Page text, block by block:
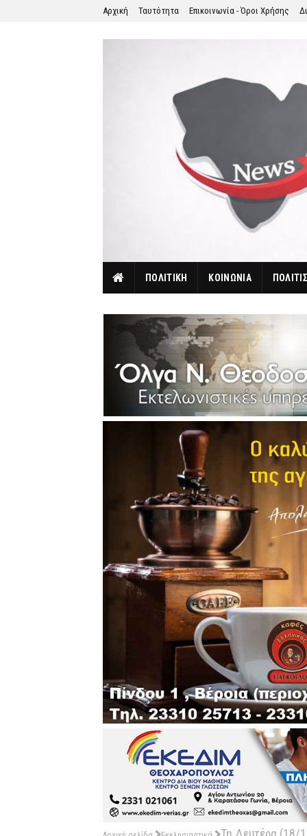
Αρχική Ταυτότητα Επικοινωνία - Όροι Χρήσης
ΠΟΛΙΤΙΚΗ ΚΟΙΝΩΝΙΑ